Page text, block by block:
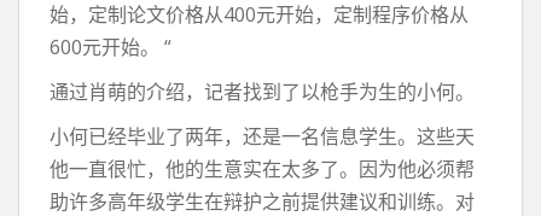
始，定制论文价格从400元开始，定制程序价格从
600元开始。 “
通过肖萌的介绍，记者找到了以枪手为生的小何。
小何已经毕业了两年，还是一名信息学生。这些天
他一直很忙，他的生意实在太多了。因为他必须帮
助许多高年级学生在辩护之前提供建议和训练。对